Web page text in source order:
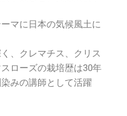
マに日本の気候風土に
、クレマチス、クリス
ローズの栽培歴は30年
みの講師として活躍